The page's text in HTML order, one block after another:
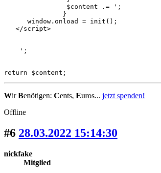
               }
      window.onload = init();
   </script>
    ';
return $content;
WirBenötigen: Cents, Euros... jetzt spenden!
Offline
#6 28.03.2022 15:14:30
nickfake
Mitglied